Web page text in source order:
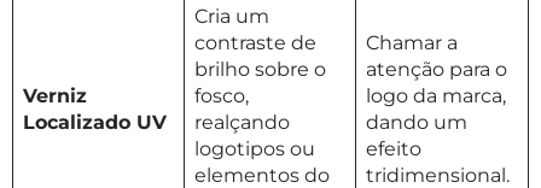
Verniz
Localizado UV
Cria um
contraste de
brilho sobre o
fosco,
realçando
logotipos ou
elementos do
Chamar a
atenção para o
logo da marca,
dando um
efeito
tridimensional.